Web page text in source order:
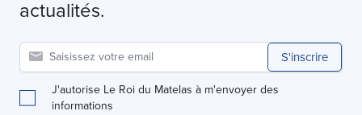
actualités.
S'inscrire
J'autorise Le Roi du Matelas à m'envoyer des
informations